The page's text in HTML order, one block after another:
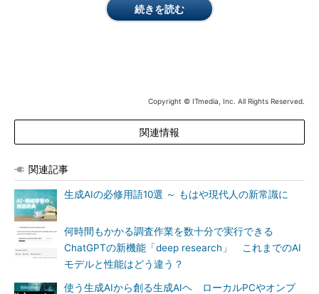
続きを読む
Copyright © ITmedia, Inc. All Rights Reserved.
関連情報
関連記事
生成AIの必修用語10選 ～ もはや現代人の新常識に
何時間もかかる調査作業を数十分で実行できる
ChatGPTの新機能「deep research」 これまでのAI
モデルと性能はどう違う？
使う生成AIから創る生成AIヘ ローカルPCやオンプ